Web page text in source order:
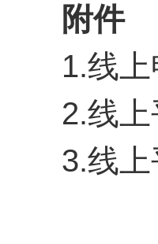
附件
1.线
2.线
3.线